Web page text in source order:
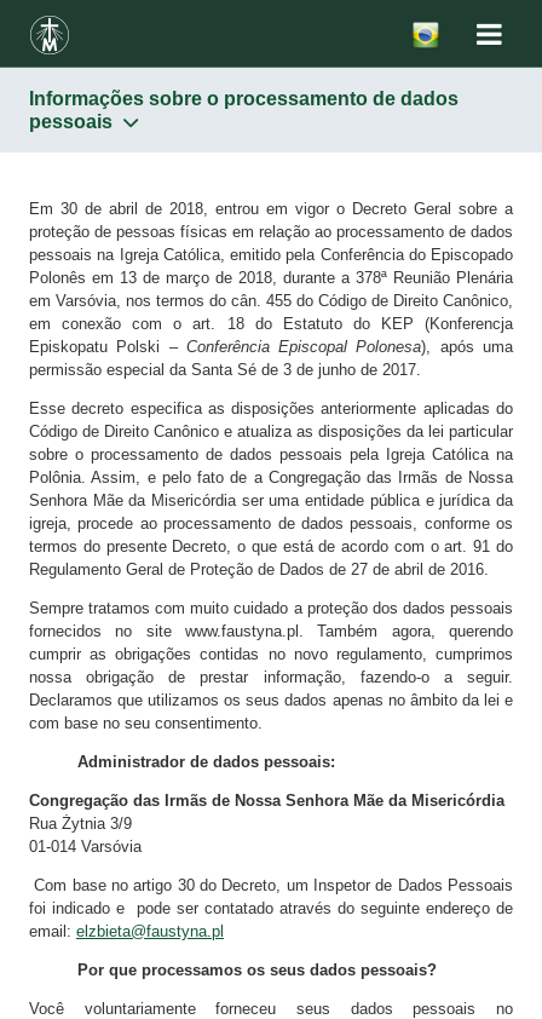
Informações sobre o processamento de dados
pessoais
Em 30 de abril de 2018, entrou em vigor o Decreto Geral sobre a
proteção de pessoas físicas em relação ao processamento de dados
pessoais na Igreja Católica, emitido pela Conferência do Episcopado
Polonês em 13 de março de 2018, durante a 378ª Reunião Plenária
em Varsóvia, nos termos do cân. 455 do Código de Direito Canônico,
em conexão com o art. 18 do Estatuto do KEP (Konferencja
Episkopatu Polski – Conferência Episcopal Polonesa), após uma
permissão especial da Santa Sé de 3 de junho de 2017.
Esse decreto especifica as disposições anteriormente aplicadas do
Código de Direito Canônico e atualiza as disposições da lei particular
sobre o processamento de dados pessoais pela Igreja Católica na
Polônia. Assim, e pelo fato de a Congregação das Irmãs de Nossa
Senhora Mãe da Misericórdia ser uma entidade pública e jurídica da
igreja, procede ao processamento de dados pessoais, conforme os
termos do presente Decreto, o que está de acordo com o art. 91 do
Regulamento Geral de Proteção de Dados de 27 de abril de 2016.
Sempre tratamos com muito cuidado a proteção dos dados pessoais
fornecidos no site www.faustyna.pl. Também agora, querendo
cumprir as obrigações contidas no novo regulamento, cumprimos
nossa obrigação de prestar informação, fazendo-o a seguir.
Declaramos que utilizamos os seus dados apenas no âmbito da lei e
com base no seu consentimento.
Administrador de dados pessoais:
Congregação das Irmãs de Nossa Senhora Mãe da Misericórdia
Rua Żytnia 3/9
01-014 Varsóvia
Com base no artigo 30 do Decreto, um Inspetor de Dados Pessoais
foi indicado e pode ser contatado através do seguinte endereço de
email: elzbieta@faustyna.pl
Por que processamos os seus dados pessoais?
Você voluntariamente forneceu seus dados pessoais no